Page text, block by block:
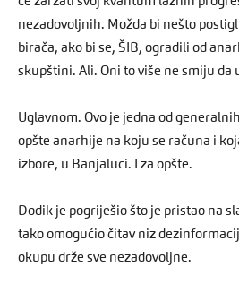
nezadovoljnih. Možda bi nešto
birača, ako bi se, ŠIB, ogradili od
skupštini. Ali. Oni to više ne smiju da
Uglavnom. Ovo je jedna od
opšte anarhije na koju se računa i
izbore, u Banjaluci. I za opšte.
Dodik je pogriješio što je pristao na
tako omogućio čitav niz
okupu drže sve nezadovoljne.